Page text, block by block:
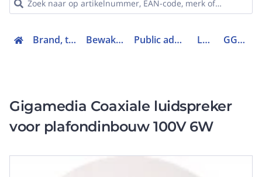
Brand, toegang en inbraak Bewaking en beveiliging Public address geluidssystemen Luidspreker GGM PABC56PC
Gigamedia Coaxiale luidspreker
voor plafondinbouw 100V 6W